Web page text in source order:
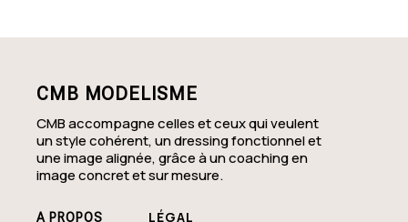
CMB MODELISME
CMB accompagne celles et ceux qui veulent
un style cohérent, un dressing fonctionnel et
une image alignée, grâce à un coaching en
image concret et sur mesure.
A PROPOS LÉGAL